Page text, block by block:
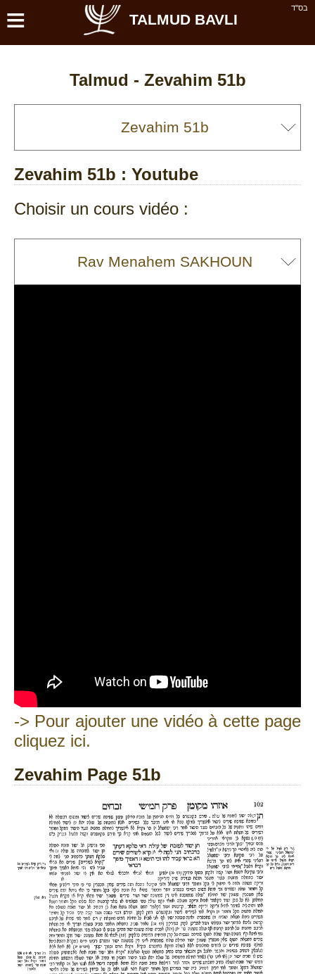
בס''ד ≡ TALMUD BAVLI
Talmud - Zevahim 51b
Zevahim 51b : Youtube
Choisir un cours vidéo :
-> Pour ajouter une vidéo à cette page
cliquez ici.
Zevahim Page 51b